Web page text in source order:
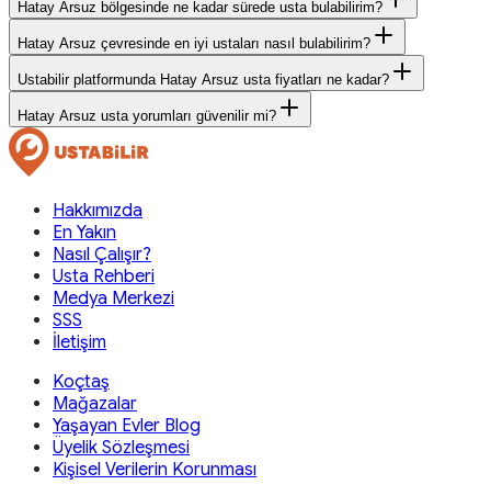
Hatay Arsuz bölgesinde ne kadar sürede usta bulabilirim?
Hatay Arsuz çevresinde en iyi ustaları nasıl bulabilirim?
Ustabilir platformunda Hatay Arsuz usta fiyatları ne kadar?
Hatay Arsuz usta yorumları güvenilir mi?
Hakkımızda
En Yakın
Nasıl Çalışır?
Usta Rehberi
Medya Merkezi
SSS
İletişim
Koçtaş
Mağazalar
Yaşayan Evler Blog
Üyelik Sözleşmesi
Kişisel Verilerin Korunması